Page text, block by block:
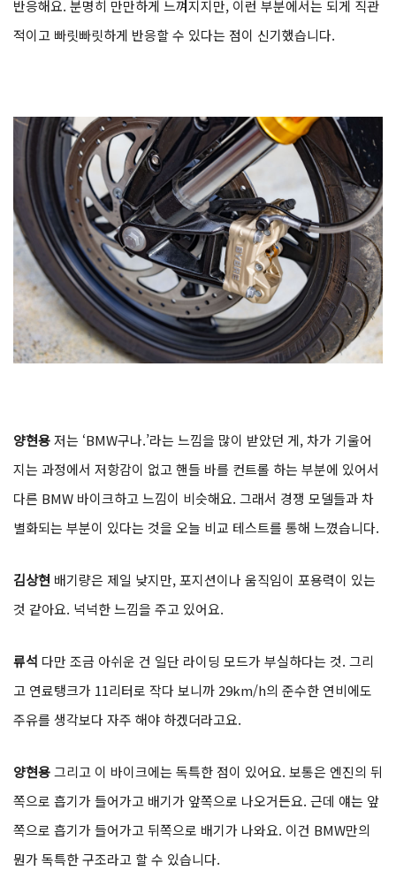
반응해요. 분명히 만만하게 느껴지지만, 이런 부분에서는 되게 직관
적이고 빠릿빠릿하게 반응할 수 있다는 점이 신기했습니다.
양현용저는 ‘BMW구나.’라는 느낌을 많이 받았던 게, 차가 기울어
지는 과정에서 저항감이 없고 핸들 바를 컨트롤 하는 부분에 있어서
다른 BMW 바이크하고 느낌이 비슷해요. 그래서 경쟁 모델들과 차
별화되는 부분이 있다는 것을 오늘 비교 테스트를 통해 느꼈습니다.
김상현 배기량은 제일 낮지만, 포지션이나 움직임이 포용력이 있는
것 같아요. 넉넉한 느낌을 주고 있어요.
류석 다만 조금 아쉬운 건 일단 라이딩 모드가 부실하다는 것. 그리
고 연료탱크가 11리터로 작다 보니까 29km/h의 준수한 연비에도
주유를 생각보다 자주 해야 하겠더라고요.
양현용그리고 이 바이크에는 독특한 점이 있어요. 보통은 엔진의 뒤
쪽으로 흡기가 들어가고 배기가 앞쪽으로 나오거든요. 근데 얘는 앞
쪽으로 흡기가 들어가고 뒤쪽으로 배기가 나와요. 이건 BMW만의
뭔가 독특한 구조라고 할 수 있습니다.